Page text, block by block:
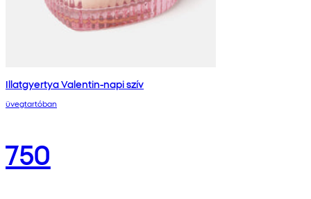
Illatgyertya Valentin-napi szív
üvegtartóban
750